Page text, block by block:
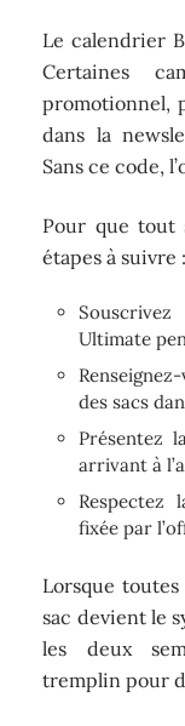
Le calendrier
Certaines
promotionnel,
dans la
Sans ce code,
Pour que tout
étapes à suivre :
Ultimate
des sacs
Présentez
arrivant à
Respectez
fixée par
Lorsque
sac devient le
les deux
tremplin pour